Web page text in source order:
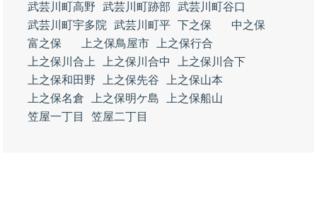
武芸川町高野
武芸川町跡部
武芸川町谷口
武芸川町宇多院
武芸川町平 下之保
中之保
富之保
上之保鳥屋市
上之保行合
上之保川合上
上之保川合中
上之保川合下
上之保和田野
上之保先谷
上之保山本
上之保名倉
上之保明ケ島
上之保船山
笠屋一丁目
笠屋二丁目